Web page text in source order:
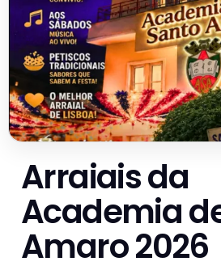
Arraiais da
Academia
Amaro 2026